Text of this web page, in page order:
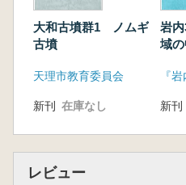
第2節 調査の成果
1.地理的・歴史的環境(
3.採集遺物
鉄器(渡瀬健太)
ガラス玉(仲田周平・
埴輪(藤原佳美・野
4.過去に採集された
第3節 小結(澤田秀実)
大和古墳群1 ノムギ
古墳
天理市教育委員会
新刊 在庫なし
岩
域
『
新刊
レビュー